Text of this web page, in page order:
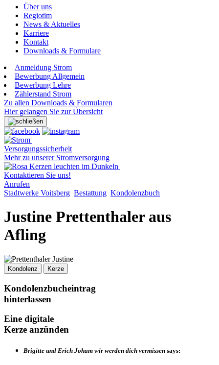
Über uns
Regiotim
News & Aktuelles
Karriere
Kontakt
Downloads & Formulare
Anmeldung Strom
Bewerbung Allgemein
Bewerbung Lehre
Zählerstand Strom
Zu allen Downloads & Formularen
Hier gelangen Sie zur Übersicht
Versorgungssicherheit
Mehr zu unserer Stromversorgung
Kontaktieren Sie uns!
Anrufen
Stadtwerke Voitsberg Bestattung Kondolenzbuch
Justine Prettenthaler aus
Afling
Kondolenz Kerze
Kondolenzbucheintrag
hinterlassen
Eine digitale
Kerze anzünden
Brigitte und Erich Joham wir werden dich vermissen says: